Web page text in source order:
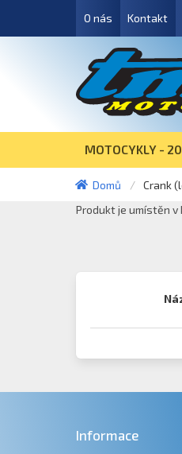
O nás Kontakt
MOTOCYKLY -
Domů
Crank
Produkt je umístěn v
Informace